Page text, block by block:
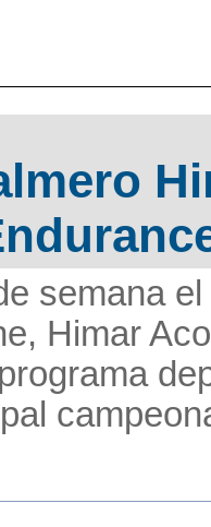
semana
Himar